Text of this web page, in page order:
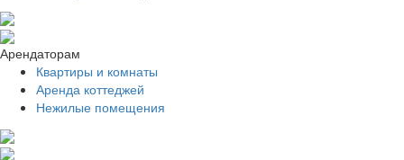
Арендаторам
Квартиры и комнаты
Аренда коттеджей
Нежилые помещения